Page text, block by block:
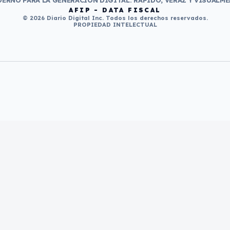
AFIP - DATA FISCAL
© 2026 Diario Digital Inc. Todos los derechos reservados.
PROPIEDAD INTELECTUAL